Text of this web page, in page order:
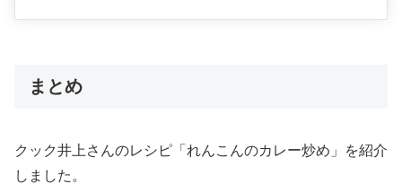
まとめ
クック井上さんのレシピ「れんこんのカレー炒め」を紹介
しました。